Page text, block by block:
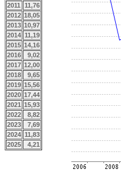
2011
11,76
2012 18,05
2013 10,97
2014 11,19
2015 14,16
2016
9,02
2017 12,00
2018
9,65
2019 15,56
2020 17,44
2021 15,93
2022
8,82
2023
7,69
2024 11,83
2025
4,21